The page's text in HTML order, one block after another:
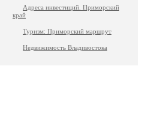
Адреса инвестиций. Приморский
край
Туризм: Приморский маршрут
Недвижимость Владивостока